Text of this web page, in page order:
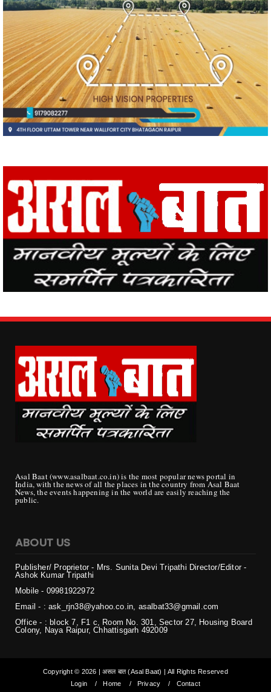
Asal Baat (www.asalbaat.co.in) is the most popular news portal in
ABOUT US
Ashok Kumar Tripathi
Email - : ask_rjn38@yahoo.co.in, asalbat33@gmail.com
Office - : block 7, F1 c, Room No. 301, Sector 27, Housing Board
Colony, Naya Raipur, Chhattisgarh 492009
Copyright ©
2026 | असल बात (Asal Baat) | All Rights Reserved